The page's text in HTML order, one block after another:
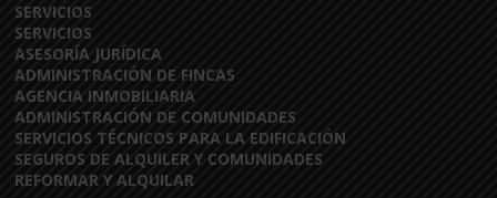
SERVICIOS
SERVICIOS
ASESORÍA JURÍDICA
ADMINISTRACIÓN DE FINCAS
AGENCIA INMOBILIARIA
ADMINISTRACIÓN DE COMUNIDADES
SERVICIOS TÉCNICOS PARA LA EDIFICACIÓN
SEGUROS DE ALQUILER Y COMUNIDADES
REFORMAR Y ALQUILAR